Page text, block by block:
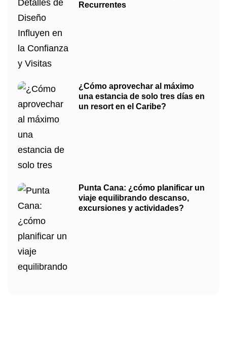
Recurrentes
¿Cómo aprovechar al máximo
una estancia de solo tres días en
un resort en el Caribe?
Punta Cana: ¿cómo planificar un
viaje equilibrando descanso,
excursiones y actividades?